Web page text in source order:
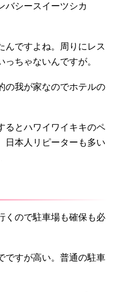
バシースイーツシカ
んですよね。周りにレス
っちゃないんですが。
の我が家なのでホテルの
るとハワイワイキキのペ
日本人リピーターも多い
くので駐車場も確保も必
ですが高い。普通の駐車